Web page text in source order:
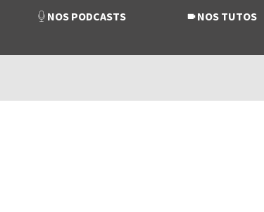
NOS PODCASTS NOS TUTOS